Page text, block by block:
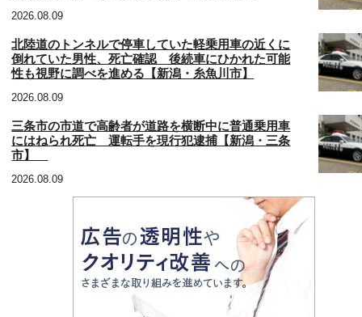
2026.08.09
北陸道のトンネルで停車していた軽乗用車の近くに
倒れていた男性、死亡確認 後続車にひかれた可能
性も視野に調べを進める【新潟・糸魚川市】
2026.08.09
三条市の市道で高齢者が道路を横断中に普通乗用車
にはねられ死亡 運転手を現行犯逮捕【新潟・三条
市】
2026.08.09